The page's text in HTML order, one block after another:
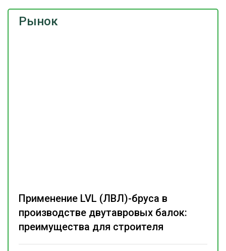
Рынок
Применение LVL (ЛВЛ)-бруса в
производстве двутавровых балок:
преимущества для строителя